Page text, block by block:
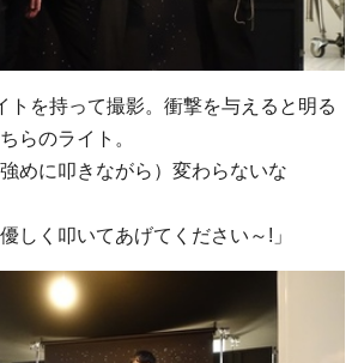
トを持って撮影。衝撃を与えると明る
らのライト。
めに叩きながら）変わらないな
しく叩いてあげてください～!」